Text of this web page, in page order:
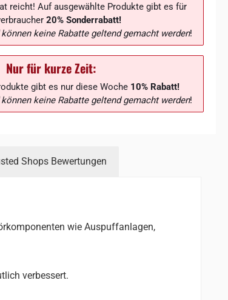
reicht! Auf ausgewählte Produkte gibt es für
20% Sonderrabatt!
keine Rabatte geltend gemacht werden!
Nur für kurze Zeit:
gibt es nur diese Woche 10% Rabatt!
keine Rabatte geltend gemacht werden!
Shops Bewertungen
wie Auspuffanlagen,
verbessert.